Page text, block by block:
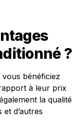
?
bénéficiez
à leur prix
la qualité
d’autres